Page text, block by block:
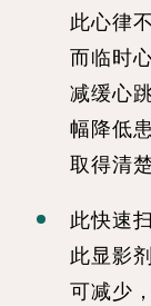
此心律
而临时
减缓心
幅降低
取得清
此快速
此显影
可减少